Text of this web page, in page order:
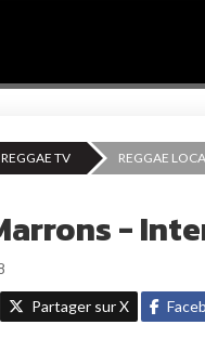
REGGAE TV REGGAE
-
Partager sur X